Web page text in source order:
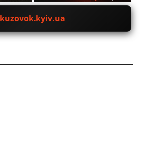
kuzovok.kyiv.ua